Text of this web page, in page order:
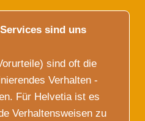
sind uns
sind oft die
Verhalten -
Für Helvetia ist es
Verhaltensweisen zu